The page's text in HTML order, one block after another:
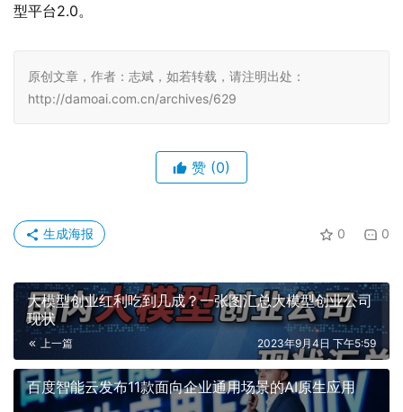
型平台2.0。
原创文章，作者：志斌，如若转载，请注明出处：
http://damoai.com.cn/archives/629
赞 (0)
0 0
生成海报
大模型创业红利吃到几成？一张图汇总大模型创业公司
现状
上一篇 2023年9月4日 下午5:59
百度智能云发布11款面向企业通用场景的AI原生应用